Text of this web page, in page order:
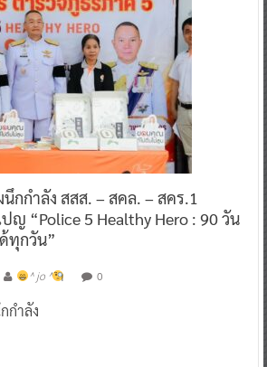
กกำลัง สสส. – สคล. – สคร.1
ญ “Police 5 Healthy Hero : 90 วัน
ทุกวัน”
^ jo ^ 0
กำลัง